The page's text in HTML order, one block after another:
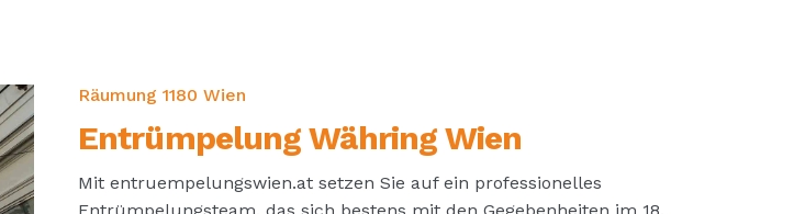
Räumung 1180 Wien
Entrümpelung Währing Wien
Mit entruempelungswien.at setzen Sie auf ein professionelles
Entrümpelungsteam, das sich bestens mit den Gegebenheiten im 18.